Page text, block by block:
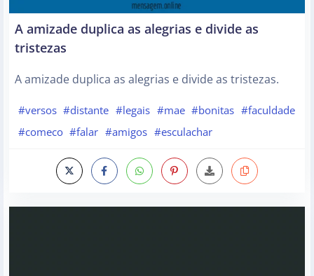
A amizade duplica as alegrias e divide as
tristezas
A amizade duplica as alegrias e divide as tristezas.
#versos #distante #legais #mae #bonitas #faculdade
#comeco #falar #amigos #esculachar